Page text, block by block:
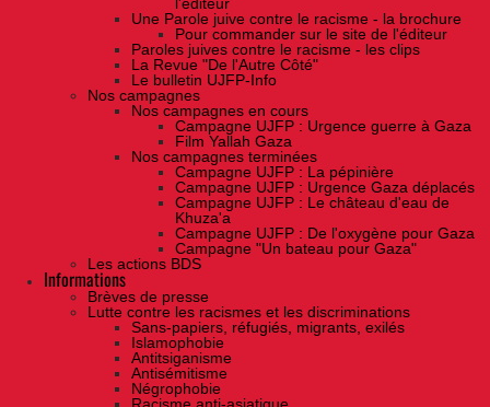
Une Parole juive contre le racisme - la brochure
Pour commander sur le site de l'éditeur
Paroles juives contre le racisme - les clips
La Revue "De l'Autre Côté"
Le bulletin UJFP-Info
Nos campagnes
Nos campagnes en cours
Campagne UJFP : Urgence guerre à Gaza
Film Yallah Gaza
Nos campagnes terminées
Campagne UJFP : La pépinière
Campagne UJFP : Urgence Gaza déplacés
Campagne UJFP : Le château d'eau de
Khuza'a
Campagne UJFP : De l'oxygène pour Gaza
Campagne "Un bateau pour Gaza"
Les actions BDS
Informations
Brèves de presse
Lutte contre les racismes et les discriminations
Sans-papiers, réfugiés, migrants, exilés
Islamophobie
Antitsiganisme
Antisémitisme
Négrophobie